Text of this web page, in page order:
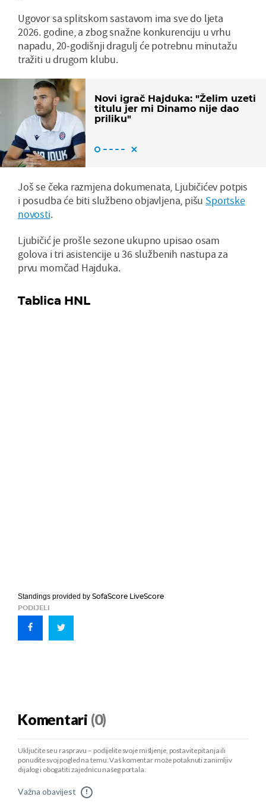
Ugovor sa splitskom sastavom ima sve do ljeta
2026. godine, a zbog snažne konkurenciju u vrhu
napadu, 20-godišnji dragulj će potrebnu minutažu
tražiti u drugom klubu.
Novi igrač Hajduka: "Želim uzeti
titulu jer mi Dinamo nije dao
priliku"
Još se čeka razmjena dokumenata, Ljubičićev potpis
i posudba će biti službeno objavljena, pišu Sportske
novosti.
Ljubičić je prošle sezone ukupno upisao osam
golova i tri asistencije u 36 službenih nastupa za
prvu momčad Hajduka.
Tablica HNL
Standings provided by SofaScore LiveScore
PODIJELI
Komentari (0)
Uključite se u raspravu – podijelite svoje mišljenje, postavite pitanja ili
ponudite svoj pogled na temu. Vaš komentar može potaknuti zanimljiv
dijalog i obogatiti zajednicu našeg portala.
Važna obavijest !